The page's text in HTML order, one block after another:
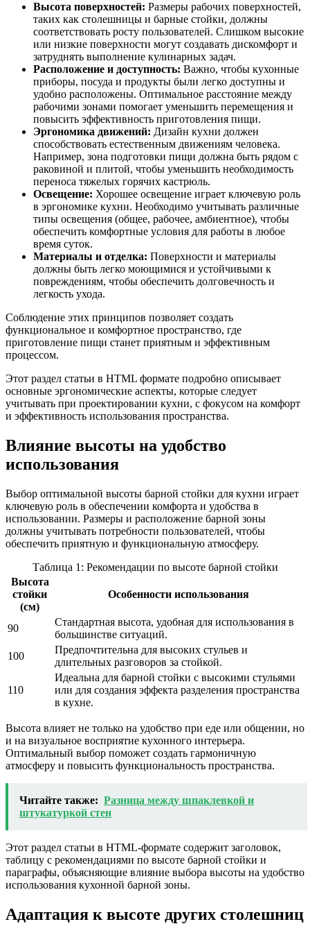
Высота поверхностей: Размеры рабочих поверхностей,
таких как столешницы и барные стойки, должны
соответствовать росту пользователей. Слишком высокие
или низкие поверхности могут создавать дискомфорт и
затруднять выполнение кулинарных задач.
Расположение и доступность: Важно, чтобы кухонные
приборы, посуда и продукты были легко доступны и
удобно расположены. Оптимальное расстояние между
рабочими зонами помогает уменьшить перемещения и
повысить эффективность приготовления пищи.
Эргономика движений: Дизайн кухни должен
способствовать естественным движениям человека.
Например, зона подготовки пищи должна быть рядом с
раковиной и плитой, чтобы уменьшить необходимость
переноса тяжелых горячих кастрюль.
Освещение: Хорошее освещение играет ключевую роль
в эргономике кухни. Необходимо учитывать различные
типы освещения (общее, рабочее, амбиентное), чтобы
обеспечить комфортные условия для работы в любое
время суток.
Материалы и отделка: Поверхности и материалы
должны быть легко моющимися и устойчивыми к
повреждениям, чтобы обеспечить долговечность и
легкость ухода.
Соблюдение этих принципов позволяет создать
функциональное и комфортное пространство, где
приготовление пищи станет приятным и эффективным
процессом.
Этот раздел статьи в HTML формате подробно описывает
основные эргономические аспекты, которые следует
учитывать при проектировании кухни, с фокусом на комфорт
и эффективность использования пространства.
Влияние высоты на удобство
использования
Выбор оптимальной высоты барной стойки для кухни играет
ключевую роль в обеспечении комфорта и удобства в
использовании. Размеры и расположение барной зоны
должны учитывать потребности пользователей, чтобы
обеспечить приятную и функциональную атмосферу.
Таблица 1: Рекомендации по высоте барной стойки
Высота
стойки
(см)
Особенности использования
90
Стандартная высота, удобная для использования в
большинстве ситуаций.
100
Предпочтительна для высоких стульев и
длительных разговоров за стойкой.
110
Идеальна для барной стойки с высокими стульями
или для создания эффекта разделения пространства
в кухне.
Высота влияет не только на удобство при еде или общении, но
и на визуальное восприятие кухонного интерьера.
Оптимальный выбор поможет создать гармоничную
атмосферу и повысить функциональность пространства.
Читайте также: Разница между шпаклевкой и
штукатуркой стен
Этот раздел статьи в HTML-формате содержит заголовок,
таблицу с рекомендациями по высоте барной стойки и
параграфы, объясняющие влияние выбора высоты на удобство
использования кухонной барной зоны.
Адаптация к высоте других столешниц